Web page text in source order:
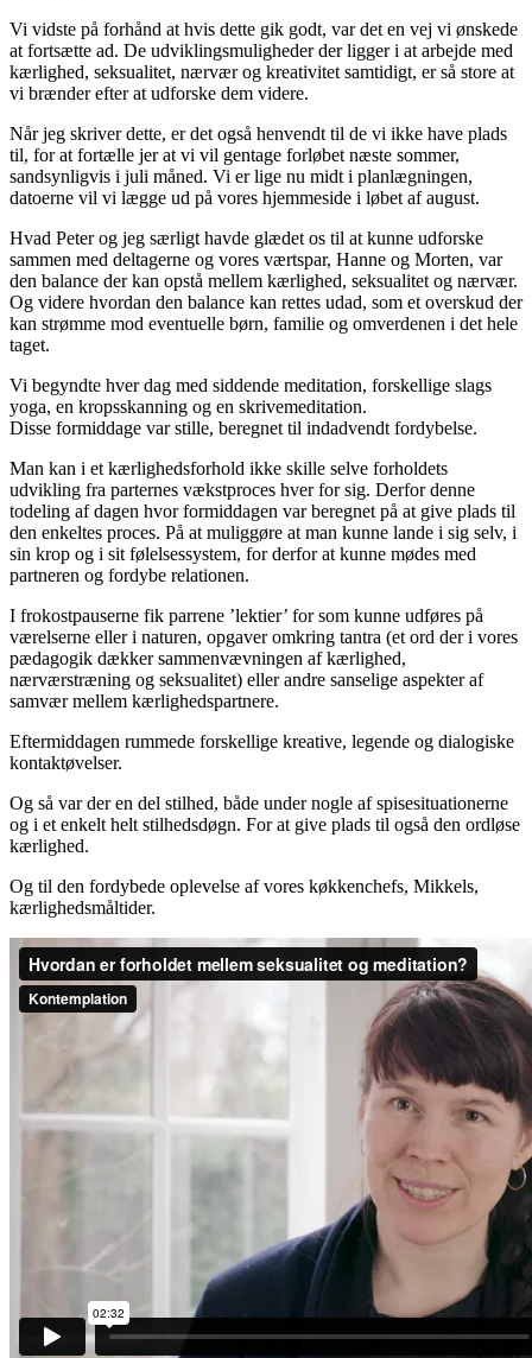
Vi vidste på forhånd at hvis dette gik godt, var det en vej vi ønskede
at fortsætte ad. De udviklingsmuligheder der ligger i at arbejde med
kærlighed, seksualitet, nærvær og kreativitet samtidigt, er så store at
vi brænder efter at udforske dem videre.
Når jeg skriver dette, er det også henvendt til de vi ikke have plads
til, for at fortælle jer at vi vil gentage forløbet næste sommer,
sandsynligvis i juli måned. Vi er lige nu midt i planlægningen,
datoerne vil vi lægge ud på vores hjemmeside i løbet af august.
Hvad Peter og jeg særligt havde glædet os til at kunne udforske
sammen med deltagerne og vores værtspar, Hanne og Morten, var
den balance der kan opstå mellem kærlighed, seksualitet og nærvær.
Og videre hvordan den balance kan rettes udad, som et overskud der
kan strømme mod eventuelle børn, familie og omverdenen i det hele
taget.
Vi begyndte hver dag med siddende meditation, forskellige slags
yoga, en kropsskanning og en skrivemeditation.
Disse formiddage var stille, beregnet til indadvendt fordybelse.
Man kan i et kærlighedsforhold ikke skille selve forholdets
udvikling fra parternes vækstproces hver for sig. Derfor denne
todeling af dagen hvor formiddagen var beregnet på at give plads til
den enkeltes proces. På at muliggøre at man kunne lande i sig selv, i
sin krop og i sit følelsessystem, for derfor at kunne mødes med
partneren og fordybe relationen.
I frokostpauserne fik parrene ’lektier’ for som kunne udføres på
værelserne eller i naturen, opgaver omkring tantra (et ord der i vores
pædagogik dækker sammenvævningen af kærlighed,
nærværstræning og seksualitet) eller andre sanselige aspekter af
samvær mellem kærlighedspartnere.
Eftermiddagen rummede forskellige kreative, legende og dialogiske
kontaktøvelser.
Og så var der en del stilhed, både under nogle af spisesituationerne
og i et enkelt helt stilhedsdøgn. For at give plads til også den ordløse
kærlighed.
Og til den fordybede oplevelse af vores køkkenchefs, Mikkels,
kærlighedsmåltider.